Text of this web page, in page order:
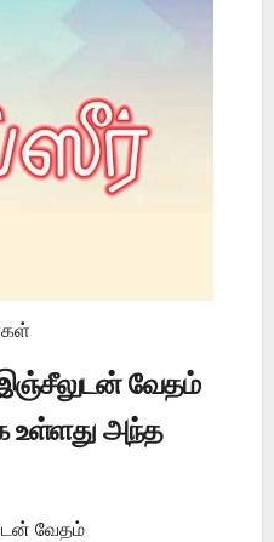
வேதம்
உள்ளது அந்த
வேதம்